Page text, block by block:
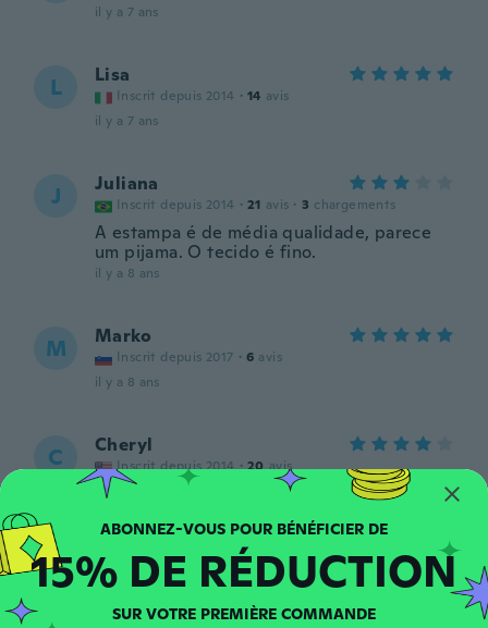
il y a 7 ans
L Lisa
Inscrit depuis 2014 · 14 avis
il y a 7 ans
J Juliana
Inscrit depuis 2014 · 21 avis · 3 chargements
A estampa é de média qualidade, parece
um pijama. O tecido é fino.
il y a 8 ans
M Marko
Inscrit depuis 2017 · 6 avis
il y a 8 ans
C Cheryl
Inscrit depuis 2014 · 20 avis
Runs small
A Alexis
Great
15% DE RÉDUCTION
SUR VOTRE PREMIÈRE COMMANDE